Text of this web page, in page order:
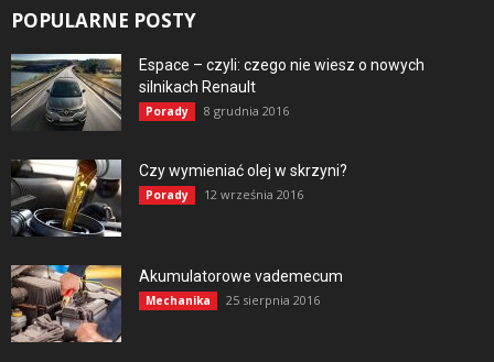
POPULARNE POSTY
Espace – czyli: czego nie wiesz o nowych
silnikach Renault
Porady 8 grudnia 2016
Czy wymieniać olej w skrzyni?
Porady 12 września 2016
Akumulatorowe vademecum
Mechanika 25 sierpnia 2016